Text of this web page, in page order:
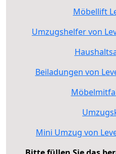
Möbellift
Umzugshelfer von
Beiladungen von
Mini Umzug von